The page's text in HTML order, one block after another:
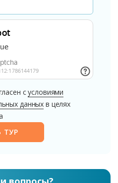
сусловиями
данных в целях
ТУР